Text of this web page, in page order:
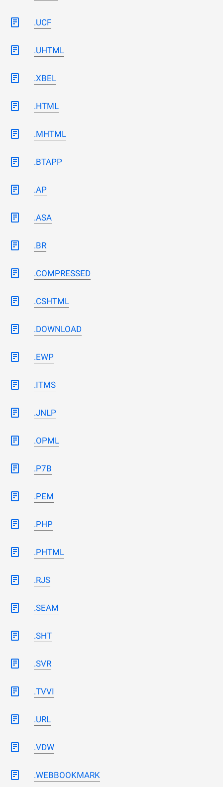
.UCF
.UHTML
.XBEL
.HTML
.MHTML
.BTAPP
.AP
.ASA
.BR
.COMPRESSED
.CSHTML
.DOWNLOAD
.EWP
.ITMS
.JNLP
.OPML
.P7B
.PEM
.PHP
.PHTML
.RJS
.SEAM
.SHT
.SVR
.TVVI
.URL
.VDW
.WEBBOOKMARK